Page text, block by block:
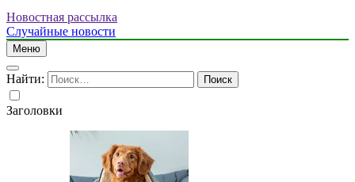
Новостная рассылка
Случайные новости
Меню
Найти:
Заголовки